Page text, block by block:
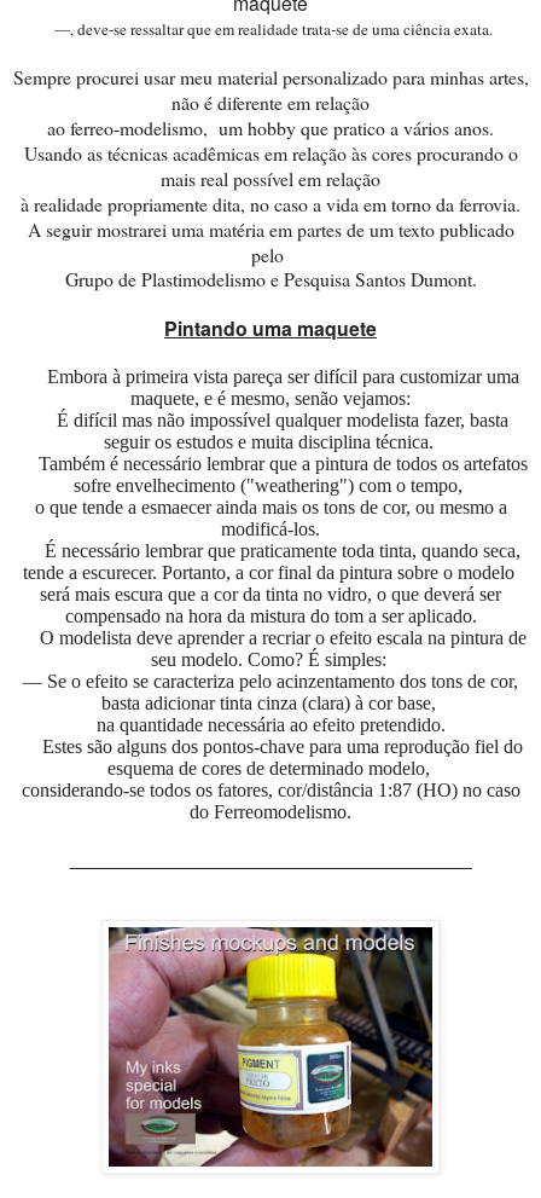
—, deve-se ressaltar que em realidade trata-se de uma ciência exata.
Sempre procurei usar meu material personalizado para minhas artes,
não é diferente em relação
ao ferreo-modelismo, um hobby que pratico a vários anos.
Usando as técnicas acadêmicas em relação às cores procurando o
mais real possível em relação
à realidade propriamente dita, no caso a vida em torno da ferrovia.
A seguir mostrarei uma matéria em partes de um texto publicado
pelo
Grupo de Plastimodelismo e Pesquisa Santos Dumont.
Pintando uma maquete
Embora à primeira vista pareça ser difícil para customizar uma
maquete, e é mesmo, senão vejamos:
É difícil mas não impossível qualquer modelista fazer, basta
seguir os estudos e muita disciplina técnica.
Também é necessário lembrar que a pintura de todos os artefatos
sofre envelhecimento ("weathering") com o tempo,
o que tende a esmaecer ainda mais os tons de cor, ou mesmo a
modificá-los.
É necessário lembrar que praticamente toda tinta, quando seca,
tende a escurecer. Portanto, a cor final da pintura sobre o modelo
será mais escura que a cor da tinta no vidro, o que deverá ser
compensado na hora da mistura do tom a ser aplicado.
O modelista deve aprender a recriar o efeito escala na pintura de
seu modelo. Como? É simples:
— Se o efeito se caracteriza pelo acinzentamento dos tons de cor,
basta adicionar tinta cinza (clara) à cor base,
na quantidade necessária ao efeito pretendido.
Estes são alguns dos pontos-chave para uma reprodução fiel do
esquema de cores de determinado modelo,
considerando-se todos os fatores, cor/distância 1:87 (HO) no caso
do Ferreomodelismo.